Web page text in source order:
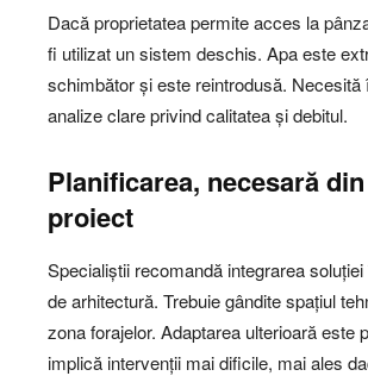
Dacă proprietatea permite acces la
fi utilizat un sistem deschis. Apa este
schimbător și este reintrodusă.
analize clare privind calitatea și debitul.
Planificarea, necesară
proiect
Specialiștii recomandă integrarea
de arhitectură. Trebuie gândite spațiul
zona forajelor. Adaptarea ulterioară este
implică intervenții mai dificile, mai ales